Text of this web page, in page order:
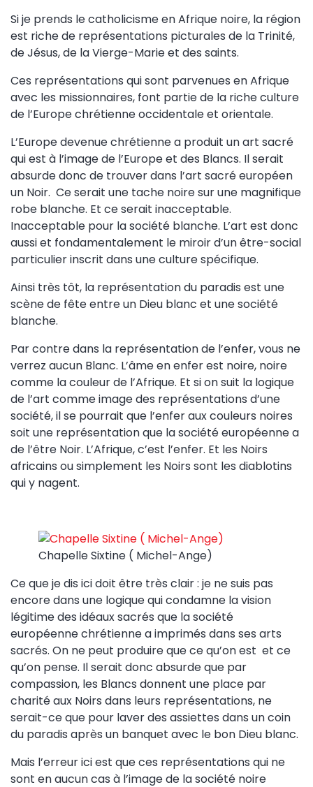
Si je prends le catholicisme en Afrique noire, la région
est riche de représentations picturales de la Trinité,
de Jésus, de la Vierge-Marie et des saints.
Ces représentations qui sont parvenues en Afrique
avec les missionnaires, font partie de la riche culture
de l’Europe chrétienne occidentale et orientale.
L’Europe devenue chrétienne a produit un art sacré
qui est à l’image de l’Europe et des Blancs. Il serait
absurde donc de trouver dans l’art sacré européen
un Noir. Ce serait une tache noire sur une magnifique
robe blanche. Et ce serait inacceptable.
Inacceptable pour la société blanche. L’art est donc
aussi et fondamentalement le miroir d’un être-social
particulier inscrit dans une culture spécifique.
Ainsi très tôt, la représentation du paradis est une
scène de fête entre un Dieu blanc et une société
blanche.
Par contre dans la représentation de l’enfer, vous ne
verrez aucun Blanc. L’âme en enfer est noire, noire
comme la couleur de l’Afrique. Et si on suit la logique
de l’art comme image des représentations d’une
société, il se pourrait que l’enfer aux couleurs noires
soit une représentation que la société européenne a
de l’être Noir. L’Afrique, c’est l’enfer. Et les Noirs
africains ou simplement les Noirs sont les diablotins
qui y nagent.
Chapelle Sixtine ( Michel-Ange)
Ce que je dis ici doit être très clair : je ne suis pas
encore dans une logique qui condamne la vision
légitime des idéaux sacrés que la société
européenne chrétienne a imprimés dans ses arts
sacrés. On ne peut produire que ce qu’on est et ce
qu’on pense. Il serait donc absurde que par
compassion, les Blancs donnent une place par
charité aux Noirs dans leurs représentations, ne
serait-ce que pour laver des assiettes dans un coin
du paradis après un banquet avec le bon Dieu blanc.
Mais l’erreur ici est que ces représentations qui ne
sont en aucun cas à l’image de la société noire